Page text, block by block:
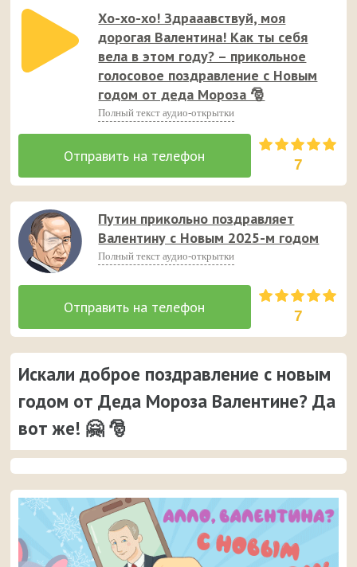
Хо-хо-хо! Здрааавствуй, моя
дорогая Валентина! Как ты себя
вела в этом году? – прикольное
голосовое поздравление с Новым
годом от деда Мороза 🎅
Полный текст аудио-открытки
7
Путин прикольно поздравляет
Валентину с Новым 2025-м годом
Полный текст аудио-открытки
7
Искали доброе поздравление с новым
годом от Деда Мороза Валентине? Да
вот же! 🤗 🎅